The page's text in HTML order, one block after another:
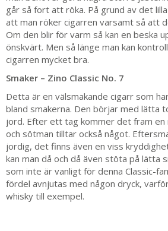
går så fort att röka. På grund av det
att man röker cigarren varsamt så att
Om den blir för varm så kan en beska
önskvärt. Men så länge man kan
cigarren mycket bra.
Smaker – Zino Classic No. 7
Detta är en välsmakande cigarr som
bland smakerna. Den börjar med lätta
jord. Efter ett tag kommer det fram en
och sötman tilltar också något.
jordig, det finns även en viss
kan man då och då även stöta på lätta
som inte är vanligt för denna Classic-
fördel avnjutas med någon dryck,
whisky till exempel.